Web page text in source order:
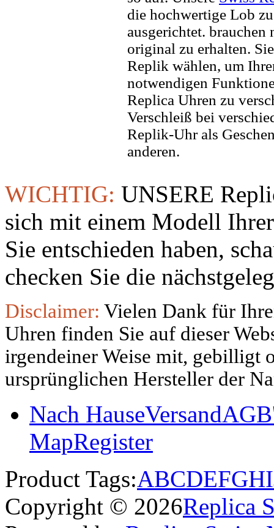
die hochwertige Lob
ausgerichtet. brauchen
original zu erhalten.
Replik wählen, um
notwendigen
Replica Uhren zu
Verschleiß bei
Replik-Uhr als
anderen.
WICHTIG: UNSERE
sich mit einem Modell
Sie entschieden haben,
checken Sie die
Disclaimer: Vielen Dank für
Uhren finden Sie auf dieser
irgendeiner Weise mit, gebilligt
ursprünglichen Hersteller der
Nach HauseVersand
MapRegister
Product Tags:ABCDEFGHI
Copyright © 2026Replica